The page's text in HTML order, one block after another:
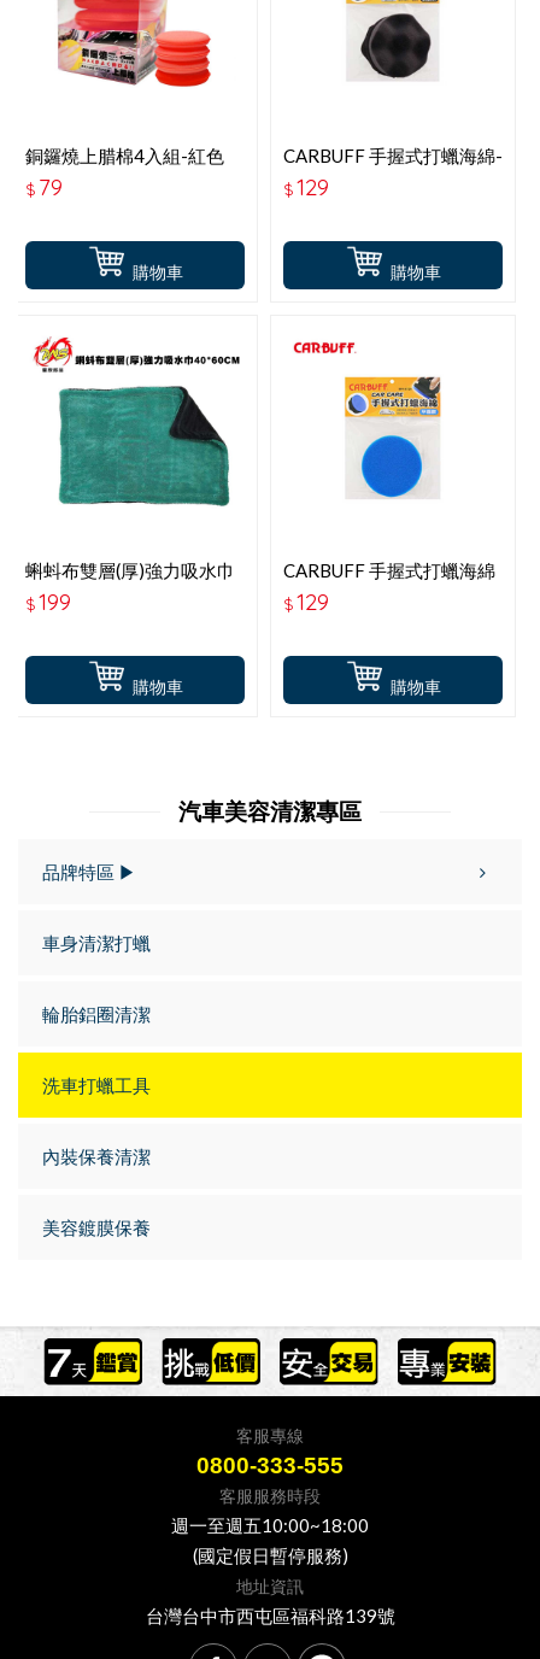
購物車
銅鑼燒上腊棉4入組-紅色
BR-380637
$ 79
購物車
CARBUFF 手握式打蠟海綿-
波浪款-深灰
$129
購物車
蝌蚪布雙層(厚)強力吸水巾
40*60CM
$199
購物車
CARBUFF 手握式打蠟海綿
平面款-藍色
$129
汽車美容清潔專區
品牌特區 ▶
車身清潔打蠟
輪胎鋁圈清潔
洗車打蠟工具
內裝保養清潔
美容鍍膜保養
客服專線
0800-333-555
客服服務時段
週一至週五10:00~18:00
(國定假日暫停服務)
地址資訊
台灣台中市西屯區福科路139號